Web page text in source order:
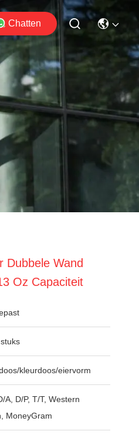
Chatten
Dubbele Wand
Oz Capaciteit
kleurdoos/eiervorm
A, D/P, T/T, Western
MoneyGram